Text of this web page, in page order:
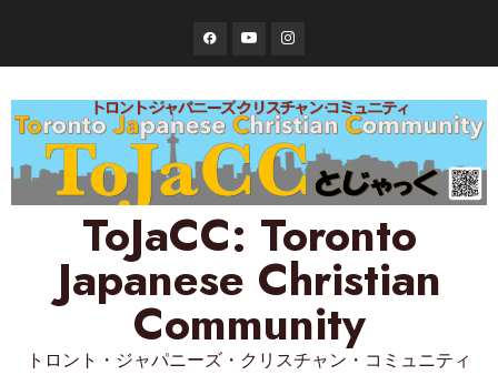
content
FacebookYouTubeInstagram
ToJaCC: Toronto
Japanese Christian
Community
トロント・ジャパニーズ・クリスチャン・コミュニティ